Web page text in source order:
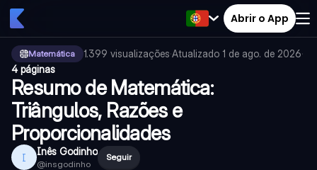
Abrir o App
Matemática 1.399 visualizações·Atualizado 1 de ago. de 2026·
4 páginas
Resumo de Matemática:
Triângulos, Razões e
Proporcionalidades
I Inês Godinho
@insgodinho
Seguir